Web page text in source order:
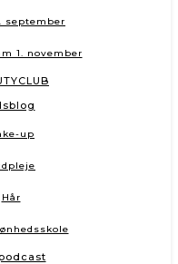
september
1. november
up
Hår